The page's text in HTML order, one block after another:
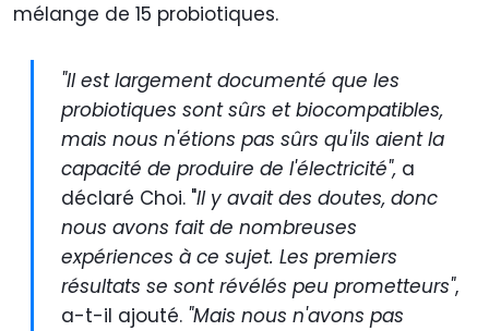
mélange de 15 probiotiques.
"Il est largement documenté que les
probiotiques sont sûrs et biocompatibles,
mais nous n'étions pas sûrs qu'ils aient la
capacité de produire de l'électricité", a
déclaré Choi. "Il y avait des doutes, donc
nous avons fait de nombreuses
expériences à ce sujet. Les premiers
résultats se sont révélés peu prometteurs",
a-t-il ajouté. "Mais nous n'avons pas